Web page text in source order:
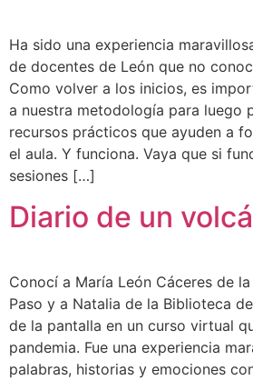
Ha sido una experiencia
de docentes de León que no
Como volver a los inicios, es
a nuestra metodología para luego
recursos prácticos que ayuden a
el aula. Y funciona. Vaya que si
sesiones […]
Diario de un
Conocí a María León Cáceres de
Paso y a Natalia de la Biblioteca
de la pantalla en un curso virtual
pandemia. Fue una experiencia
palabras, historias y emociones